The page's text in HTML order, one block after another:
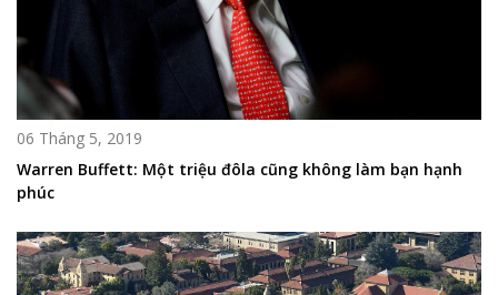
06 Tháng 5, 2019
Warren Buffett: Một triệu đôla cũng không làm bạn hạnh
phúc